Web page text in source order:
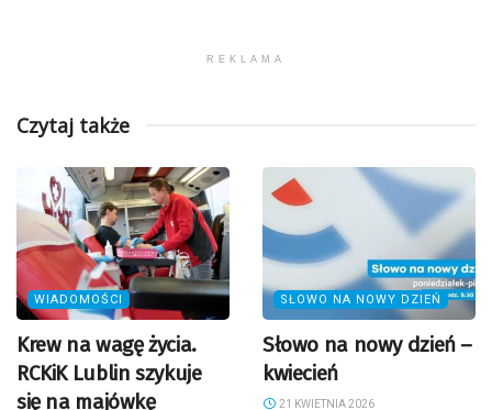
REKLAMA
Czytaj także
WIADOMOŚCI
Krew na wagę życia.
RCKiK Lublin szykuje
się na majówkę
SŁOWO NA NOWY DZIEŃ
Słowo na nowy dzień –
kwiecień
21 KWIETNIA 2026